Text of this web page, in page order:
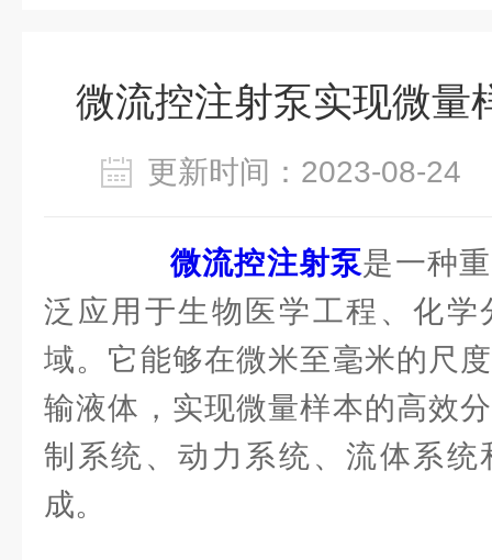
微流控注射泵实现微量
更新时间：2023-08-
微流控注射泵是一种
泛应用于生物医学工程、化学
域。它能够在微米至毫米的尺
输液体，实现微量样本的高效
制系统、动力系统、流体系统
成。